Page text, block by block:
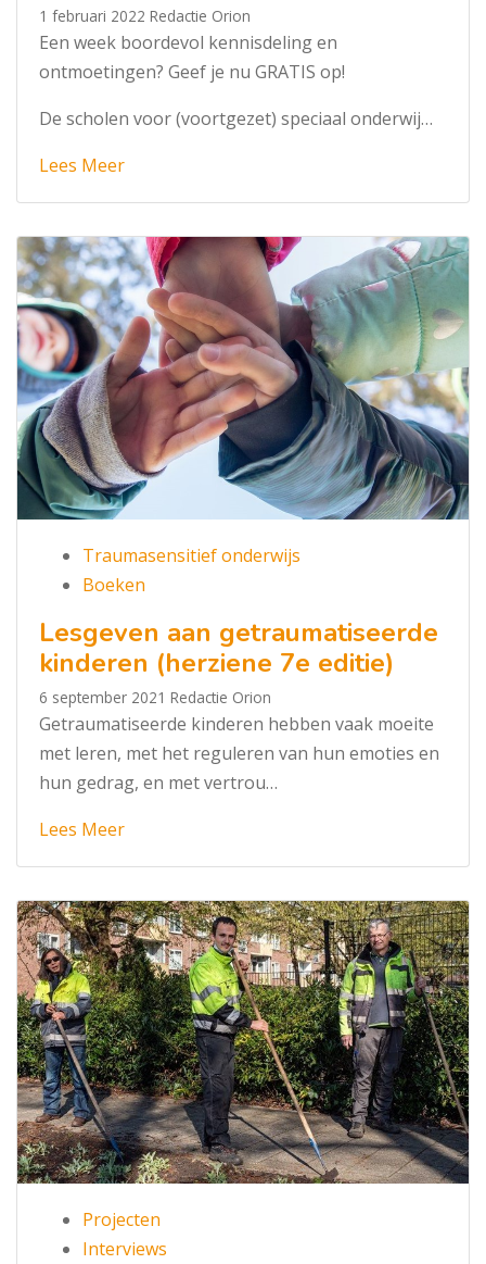
1 februari 2022 Redactie Orion
Een week boordevol kennisdeling en
ontmoetingen? Geef je nu GRATIS op!
De scholen voor (voortgezet) speciaal onderwij…
Lees Meer
Traumasensitief onderwijs
Boeken
Lesgeven aan getraumatiseerde
kinderen (herziene 7e editie)
6 september 2021 Redactie Orion
Getraumatiseerde kinderen hebben vaak moeite
met leren, met het reguleren van hun emoties en
hun gedrag, en met vertrou…
Lees Meer
Projecten
Interviews